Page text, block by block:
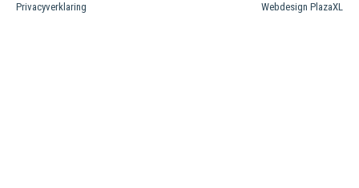
Privacyverklaring Webdesign PlazaXL